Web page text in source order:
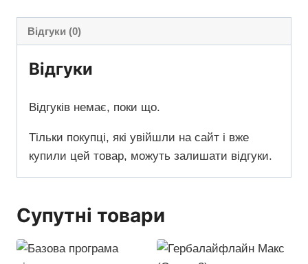
Відгуки (0)
Відгуки
Відгуків немає, поки що.
Тільки покупці, які увійшли на сайт і вже
купили цей товар, можуть залишати відгуки.
Супутні товари